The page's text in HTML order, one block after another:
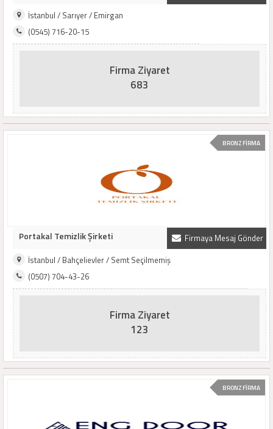
İstanbul / Sarıyer / Emirgan
(0545) 716-20-15
Firma Ziyaret
683
BRONZ FİRMA
Firmaya Mesaj Gönder
Portakal Temizlik Şirketi
İstanbul / Bahçelievler / Semt Seçilmemiş
(0507) 704-43-26
Firma Ziyaret
123
BRONZ FİRMA